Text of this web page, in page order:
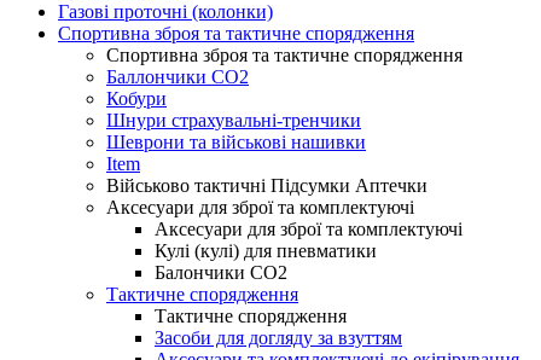
Газові проточні (колонки)
Спортивна зброя та тактичне спорядження
Спортивна зброя та тактичне спорядження
Баллончики CO2
Кобури
Шнури страхувальні-тренчики
Шеврони та військові нашивки
Item
Військово тактичні Підсумки Аптечки
Аксесуари для зброї та комплектуючі
Аксесуари для зброї та комплектуючі
Кулі (кулі) для пневматики
Балончики CO2
Тактичне спорядження
Тактичне спорядження
Засоби для догляду за взуттям